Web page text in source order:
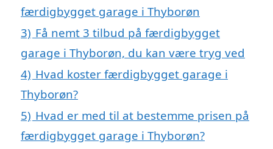
færdigbygget garage i Thyborøn
3) Få nemt 3 tilbud på færdigbygget
garage i Thyborøn, du kan være tryg ved
4) Hvad koster færdigbygget garage i
Thyborøn?
5) Hvad er med til at bestemme prisen på
færdigbygget garage i Thyborøn?